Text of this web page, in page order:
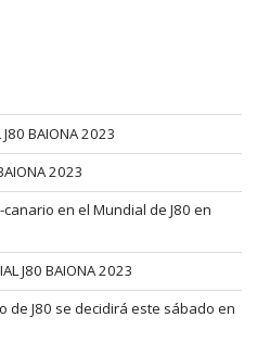
J80 BAIONA 2023
2023
en el Mundial de J80 en
J80 BAIONA 2023
de J80 se decidirá este sábado en